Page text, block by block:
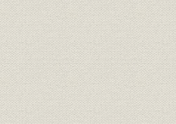
主要製品生産実績 陸用ボイラ
(長崎造船所)
昭和21年
主要製品生産実績 陸用ボイラ
(広島造船所)
昭和25年